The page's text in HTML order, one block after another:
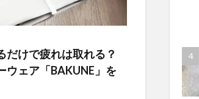
だけで疲れは取れる？
ウェア「BAKUNE」を